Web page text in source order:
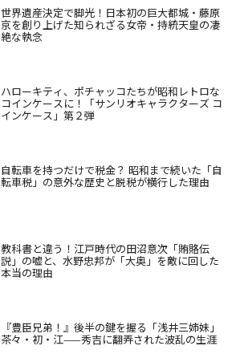
世界遺産決定で脚光！日本初の巨大都城・藤原
京を創り上げた知られざる女帝・持統天皇の凄
絶な執念
ハローキティ、ポチャッコたちが昭和レトロな
コインケースに！「サンリオキャラクターズ コ
インケース」第２弾
自転車を持つだけで税金？ 昭和まで続いた「自
転車税」の意外な歴史と脱税が横行した理由
教科書と違う！江戸時代の田沼意次「賄賂伝
説」の嘘と、水野忠邦が「大奥」を敵に回した
本当の理由
『豊臣兄弟！』後半の鍵を握る「浅井三姉妹」
茶々・初・江——秀吉に翻弄された波乱の生涯